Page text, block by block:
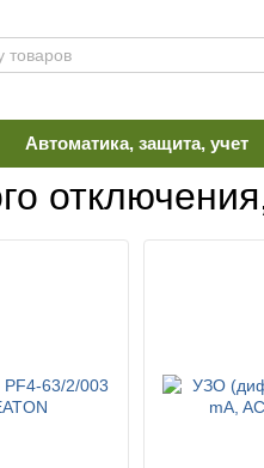
Автоматика, защита, учет
диф.автоматы, УЗО